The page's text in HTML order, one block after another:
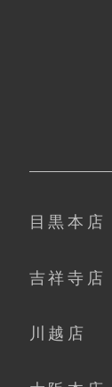
目黒本店
吉祥寺店
川越店